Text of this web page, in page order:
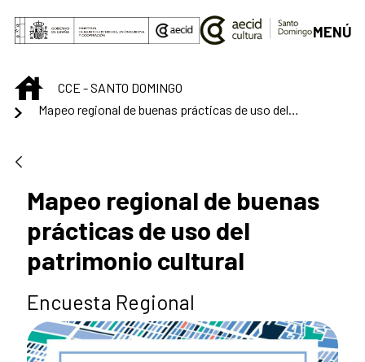
Skip to Main Content
MENÚ
INICIOCCE - SANTO DOMINGO
Mapeo regional de buenas prácticas de uso del patrimonio cultural
Mapeo regional de buenas
prácticas de uso del
patrimonio cultural
Encuesta Regional